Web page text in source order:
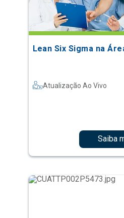
Lean Six Sigma na
Atualização Ao Vivo
Saiba